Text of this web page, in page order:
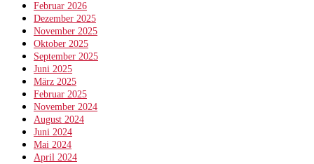
Februar 2026
Dezember 2025
November 2025
Oktober 2025
September 2025
Juni 2025
März 2025
Februar 2025
November 2024
August 2024
Juni 2024
Mai 2024
April 2024